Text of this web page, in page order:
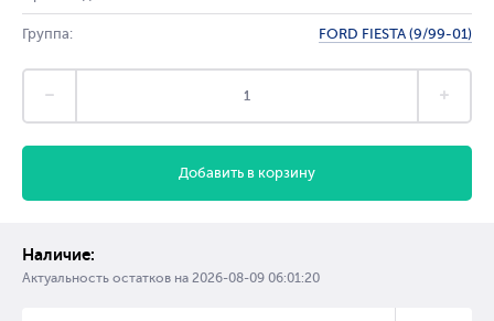
Группа: FORD FIESTA (9/99-01)
Добавить в корзину
Наличие:
Актуальность остатков на 2026-08-09 06:01:20